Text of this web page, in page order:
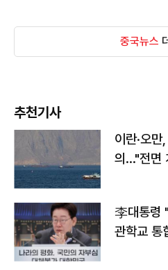
중국뉴스
추천기사
이란·오
의…"전면
李대통령
관학교 통